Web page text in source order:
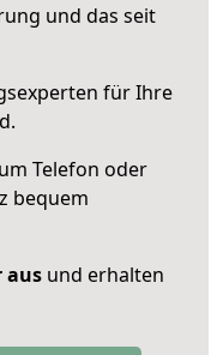
und das seit
für Ihre
Telefon oder
bequem
aus und erhalten